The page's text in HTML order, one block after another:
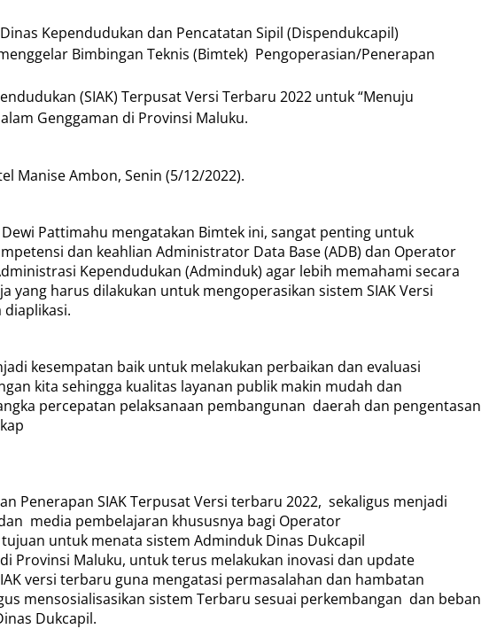
Kependudukan dan Pencatatan Sipil (Dispendukcapil)
Bimbingan Teknis (Bimtek) Pengoperasian/Penerapan
(SIAK) Terpusat Versi Terbaru 2022 untuk “Menuju
Genggaman di Provinsi Maluku.
Manise Ambon, Senin (5/12/2022).
Pattimahu mengatakan Bimtek ini, sangat penting untuk
dan keahlian Administrator Data Base (ADB) dan Operator
Kependudukan (Adminduk) agar lebih memahami secara
yang harus dilakukan untuk mengoperasikan sistem SIAK Versi
kesempatan baik untuk melakukan perbaikan dan evaluasi
kita sehingga kualitas layanan publik makin mudah dan
percepatan pelaksanaan pembangunan daerah dan pengentasan
Penerapan SIAK Terpusat Versi terbaru 2022, sekaligus menjadi
media pembelajaran khususnya bagi Operator
untuk menata sistem Adminduk Dinas Dukcapil
Provinsi Maluku, untuk terus melakukan inovasi dan update
versi terbaru guna mengatasi permasalahan dan hambatan
mensosialisasikan sistem Terbaru sesuai perkembangan dan beban
Dukcapil.